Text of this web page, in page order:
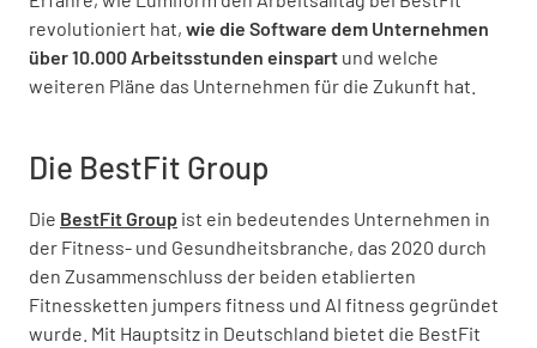
revolutioniert hat, wie die Software dem Unternehmen
über 10.000 Arbeitsstunden einspart und welche
weiteren Pläne das Unternehmen für die Zukunft hat.
Die BestFit Group
Die BestFit Group ist ein bedeutendes Unternehmen in
der Fitness- und Gesundheitsbranche, das 2020 durch
den Zusammenschluss der beiden etablierten
Fitnessketten jumpers fitness und AI fitness gegründet
wurde. Mit Hauptsitz in Deutschland bietet die BestFit